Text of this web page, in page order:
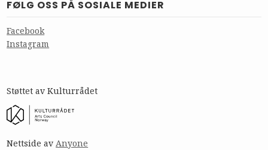
FØLG OSS PÅ SOSIALE MEDIER
Facebook
Instagram
Støttet av Kulturrådet
Nettside avAnyone